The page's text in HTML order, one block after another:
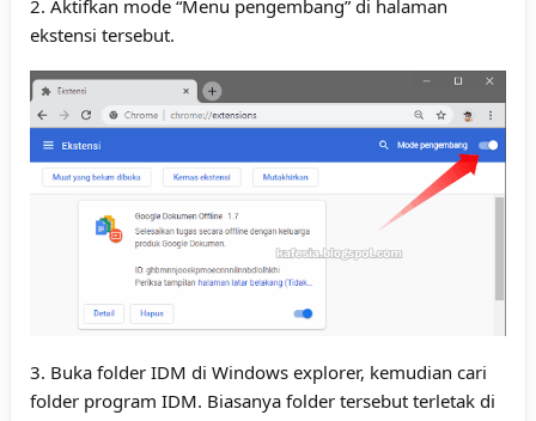
2. Aktifkan mode “Menu pengembang” di halaman
ekstensi tersebut.
3. Buka folder IDM di Windows explorer, kemudian cari
folder program IDM. Biasanya folder tersebut terletak di